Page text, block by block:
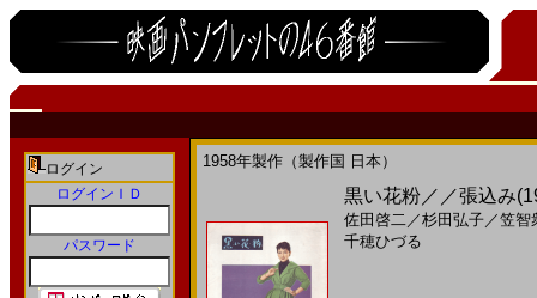
ログイン
ログインＩＤ
パスワード
1958年製作（製作国 日本）
黒い花粉／／張込み
佐田啓二／杉田弘子／笠智
千穂ひづる